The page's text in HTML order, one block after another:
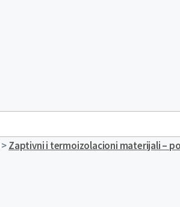
>Zaptivni i termoizolacioni materijali –